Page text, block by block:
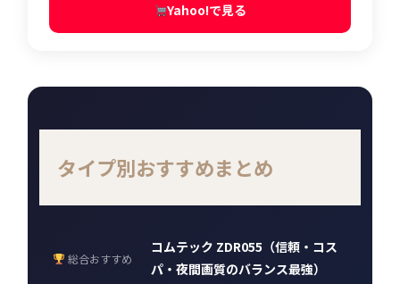
Yahoo!で見る
タイプ別おすすめまとめ
総合おすすめ
コムテック ZDR055（信頼・コス
パ・夜間画質のバランス最強）